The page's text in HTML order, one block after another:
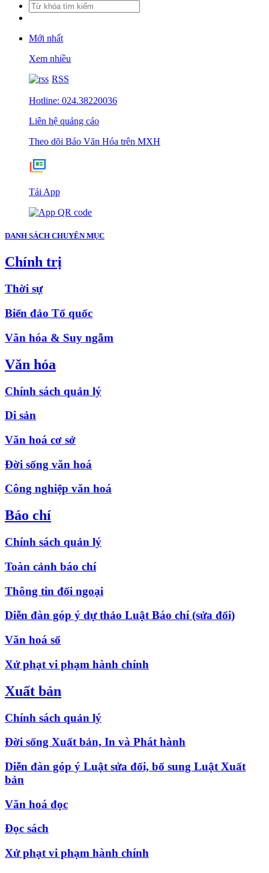
Mới nhất
Xem nhiều
RSS
Hotline: 024.38220036
Liên hệ quảng cáo
Theo dõi Báo Văn Hóa trên MXH
Tải App
DANH SÁCH CHUYÊN MỤC
Chính trị
Thời sự
Biển đảo Tổ quốc
Văn hóa & Suy ngẫm
Văn hóa
Chính sách quản lý
Di sản
Văn hoá cơ sở
Đời sống văn hoá
Công nghiệp văn hoá
Báo chí
Chính sách quản lý
Toàn cảnh báo chí
Thông tin đối ngoại
Diễn đàn góp ý dự thảo Luật Báo chí (sửa đổi)
Văn hoá số
Xử phạt vi phạm hành chính
Xuất bản
Chính sách quản lý
Đời sống Xuất bản, In và Phát hành
Diễn đàn góp ý Luật sửa đổi, bổ sung Luật Xuất
bản
Văn hoá đọc
Đọc sách
Xử phạt vi phạm hành chính